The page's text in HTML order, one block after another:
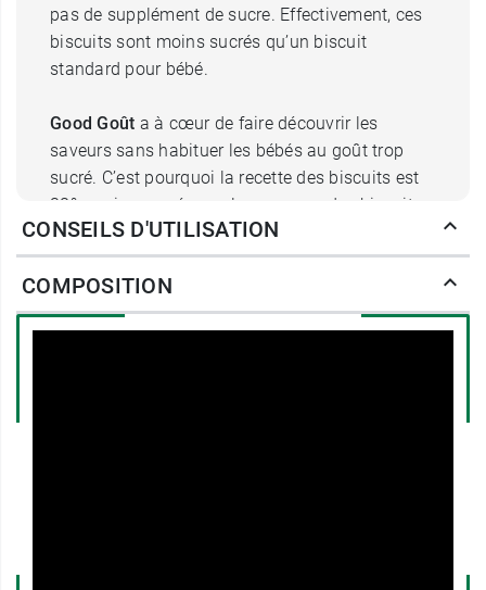
pas de supplément de sucre. Effectivement, ces
biscuits sont moins sucrés qu’un biscuit
standard pour bébé.
Good Goût a à cœur de faire découvrir les
saveurs sans habituer les bébés au goût trop
sucré. C’est pourquoi la recette des biscuits est
38% moins sucrée que la moyenne des biscuits
pour bébé.
Biscuit tout rond Good goût : facile
à attraper pour bébé
CONSEILS D'UTILISATION
COMPOSITION